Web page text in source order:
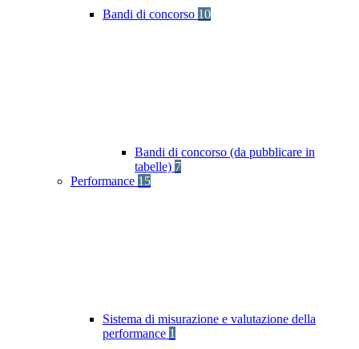
Bandi di concorso 10
Bandi di concorso (da pubblicare in
tabelle) 7
Performance 15
Sistema di misurazione e valutazione della
performance 1